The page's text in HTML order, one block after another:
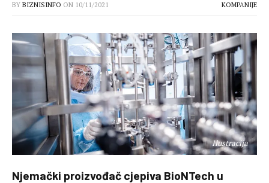
BY BIZNISINFO ON 10/11/2021 KOMPANIJE
Ilustracija
Njemački proizvođač cjepiva BioNTech u